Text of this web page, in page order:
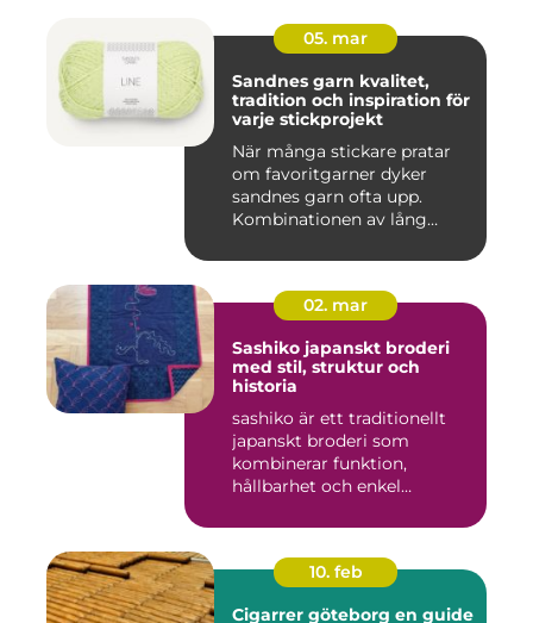
05. mar
Sandnes garn kvalitet,
tradition och inspiration för
varje stickprojekt
När många stickare pratar
om favoritgarner dyker
sandnes garn ofta upp.
Kombinationen av lång
02. mar
Sashiko japanskt broderi
med stil, struktur och
historia
sashiko är ett traditionellt
japanskt broderi som
kombinerar funktion,
hållbarhet och enkel
10. feb
Cigarrer göteborg en guide